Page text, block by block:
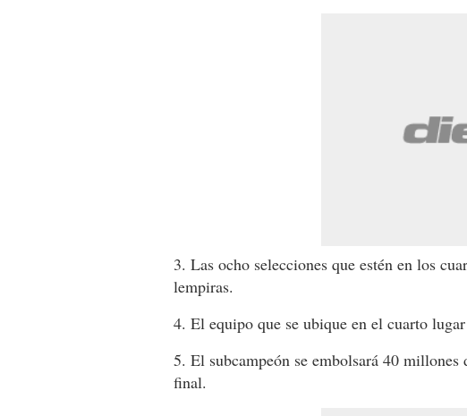
3. Las ocho selecciones que estén en los
lempiras.
4. El equipo que se ubique en el cuarto
5. El subcampeón se embolsará 40
final.